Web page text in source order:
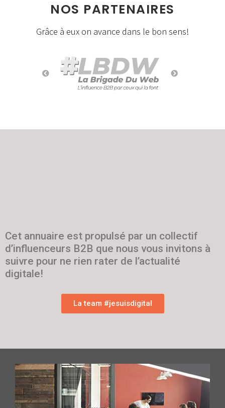
NOS PARTENAIRES
Grâce à eux on avance dans le bon sens!
Cet annuaire est propulsé par un collectif
d’influenceurs B2B que nous vous invitons à
suivre pour ne rien rater de l’actualité
digitale!
La team #jesuisdigital